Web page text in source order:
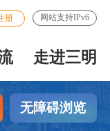
册 网站支持IPv6
走进三明
无障碍浏览